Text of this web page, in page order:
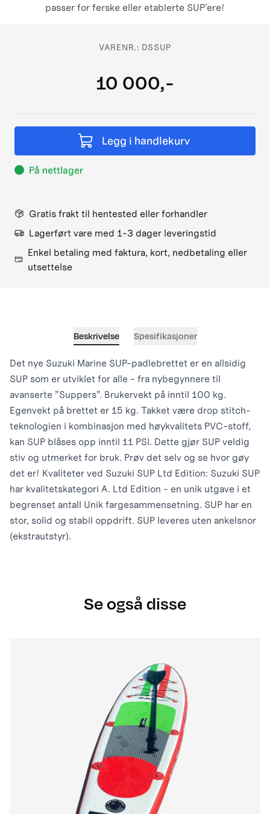
passer for ferske eller etablerte SUP'ere!
VARENR.: DSSUP
10 000,-
Legg i handlekurv
På nettlager
Gratis frakt til hentested eller forhandler
Lagerført vare med 1-3 dager leveringstid
Enkel betaling med faktura, kort, nedbetaling eller
utsettelse
Beskrivelse Spesifikasjoner
Det nye Suzuki Marine SUP-padlebrettet er en allsidig
SUP som er utviklet for alle - fra nybegynnere til
avanserte ”Suppers”. Brukervekt på inntil 100 kg.
Egenvekt på brettet er 15 kg. Takket være drop stitch-
teknologien i kombinasjon med høykvalitets PVC-stoff,
kan SUP blåses opp inntil 11 PSI. Dette gjør SUP veldig
stiv og utmerket for bruk. Prøv det selv og se hvor gøy
det er! Kvaliteter ved Suzuki SUP Ltd Edition: Suzuki SUP
har kvalitetskategori A. Ltd Edition - en unik utgave i et
begrenset antall Unik fargesammensetning. SUP har en
stor, solid og stabil oppdrift. SUP leveres uten ankelsnor
(ekstrautstyr).
Se også disse